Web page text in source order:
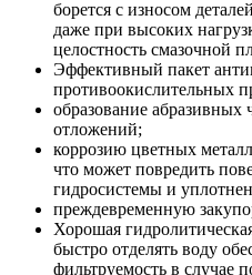
борется с износом
даже при высоких
целостность смазочной
Эффективный пакет
противоокислительных
образование
отложений;
коррозию цветных
что может повредить
гидросистемы и
преждевременную
Хорошая
быстро отделять воду
фильтруемость в случае